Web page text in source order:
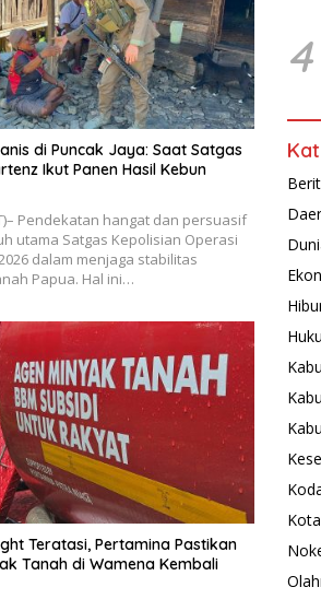
di Puncak Jaya: Saat Satgas
Ikut Panen Hasil Kebun
Pendekatan hangat dan persuasif
utama Satgas Kepolisian Operasi
dalam menjaga stabilitas
Papua. Hal ini…
Teratasi, Pertamina Pastikan
Tanah di Wamena Kembali
4